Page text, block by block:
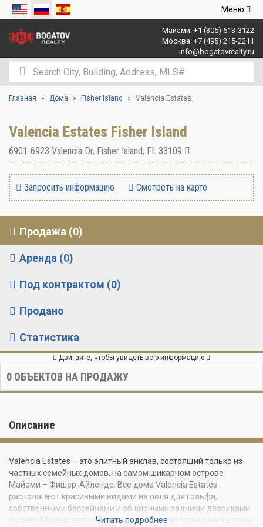
Открыть
Меню
Майами: +1 (305) 613-3122
Москва: +7 (495) 215-2211
info@bogatovrealty.ru
Главная Дома Fisher Island Valencia Estates
Valencia Estates Fisher Island
6901-6923 Valencia Dr, Fisher Island, FL 33109
Запросить информацию Смотреть на карте
Продажа (0)
Аренда (0)
Под контрактом (0)
Продано
Статистика
Двигайте, чтобы увидеть всю информацию
0 ОБЪЕКТОВ НА ПРОДАЖУ
Описание
Valencia Estates – это элитный анклав, состоящий только из
частных семейных домов, на самом шикарном острове
Майами – Фишер-Айленде. Все дома Valencia Estates
располагают красивыми видами на поля для гольфа,
собственными бассейнами и обширными задними двориками.
Фишер-Айленд, попасть на который можно только на частном
Читать подробнее